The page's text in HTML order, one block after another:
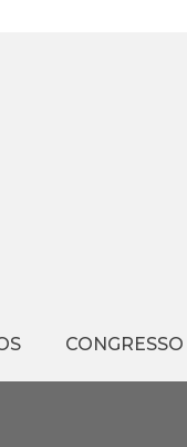
CONGRESSO